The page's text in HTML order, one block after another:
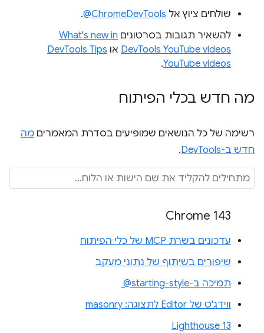
שולחים ציוץ אל ‎@ChromeDevTools
.
להשאיר תגובות בסרטונים What's new in
DevTools YouTube videos או DevTools Tips
YouTube videos
.
מה חדש בכלי הפיתוח
רשימה של כל הנושאים שמופיעים בסדרת המאמרים מה
חדש ב-DevTools
.
Chrome 143
עדכונים בשרת MCP של כלי הפיתוח
שיפורים בשיתוף של נתוני מעקב
תמיכה ב-‎ @starting-style
ווידג'ט של Editor לתצוגה: masonry
Lighthouse 13